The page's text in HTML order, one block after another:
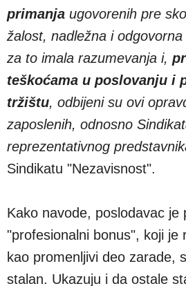
primanja ugovorenih pre
žalost, nadležna i
za to imala razumevanja i,
teškoćama u poslovanju i
tržištu, odbijeni su ovi
zaposlenih, odnosno
reprezentativnog
Sindikatu "Nezavisnost".
Kako navode, poslodavac je
"profesionalni bonus", koji je
kao promenljivi deo zarade,
stalan. Ukazuju i da ostale